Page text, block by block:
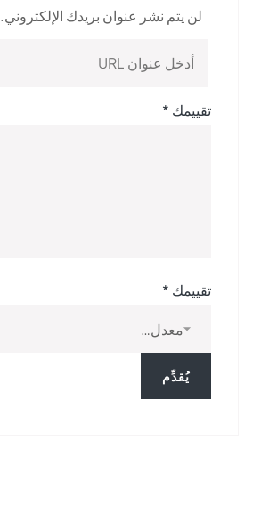
لن يتم نشر عنوان بريدك الإلكتروني.
تقييمك *
تقييمك *